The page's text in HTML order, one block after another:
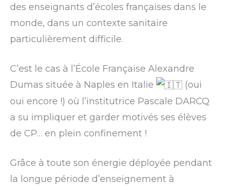
des enseignants d’écoles françaises dans le
monde, dans un contexte sanitaire
particulièrement difficile.
C’est le cas à l’École Française Alexandre
Dumas située à Naples en Italie
(oui
oui encore !) où l’institutrice Pascale DARCQ
a su impliquer et garder motivés ses élèves
de CP… en plein confinement !
Grâce à toute son énergie déployée pendant
la longue période d’enseignement à